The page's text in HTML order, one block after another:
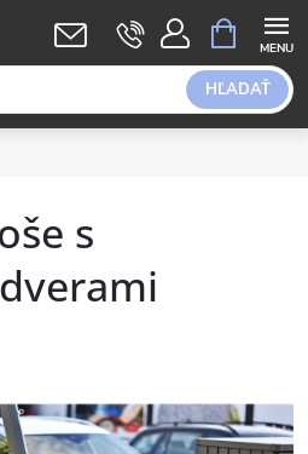
HĽADAŤ
KOŠÍK
s